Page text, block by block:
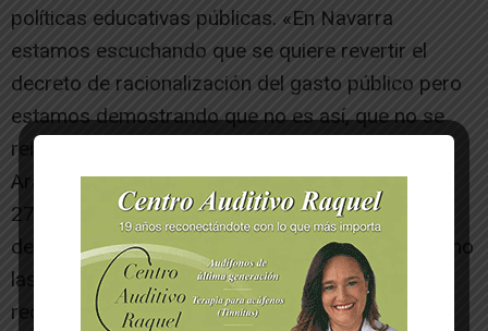
políticas educativas públicas. «En Navarra
estamos escuchando que se quiere revertir el
decreto de racionalización del gasto público pero
estamos demostrando que no es así, que no se
reinvierte, que se baja a 25 la ratio mientras
Aragón la tiene en 24 en primaria, 22 en infantil y
27 en secundaria, cuando aquí está en 30. Ésto
demuestra que ya hay gobiernos que ya han hecho
las tareas. Por eso nosotros queremos que se
recojan unos convenios y pactos con la